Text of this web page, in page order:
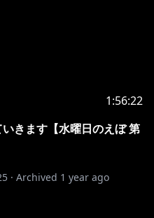
1:56:22
いきます【水曜日のえぼ 第
· Archived 1 year ago